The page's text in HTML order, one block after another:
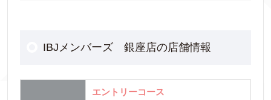
IBJメンバーズ 銀座店の店舗情報
エントリーコース